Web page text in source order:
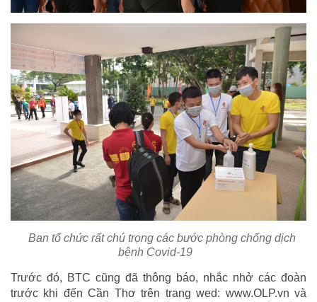
Ban tổ chức rất chú trọng các bước phòng chống dịch
bệnh Covid-19
Trước đó, BTC cũng đã thông báo, nhắc nhở các đoàn
trước khi đến Cần Thơ trên trang wed: www.OLP.vn và